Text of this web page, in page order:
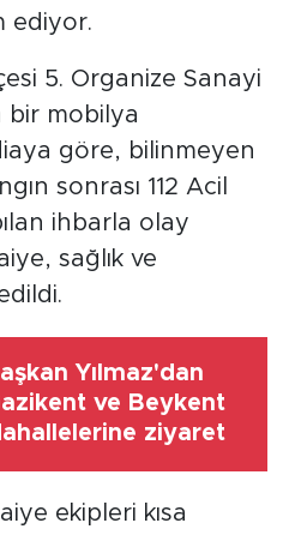
ediyor.
5. Organize Sanayi
bir mobilya
göre, bilinmeyen
sonrası 112 Acil
ihbarla olay
sağlık ve
Yılmaz'dan
ve Beykent
ziyaret
ekipleri kısa